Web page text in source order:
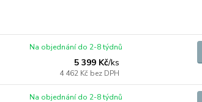
5 399 Kč/ks
4 462 Kč bez DPH
Na objednání do 2-8 týdnů
Na objednání do 2-8 týdnů